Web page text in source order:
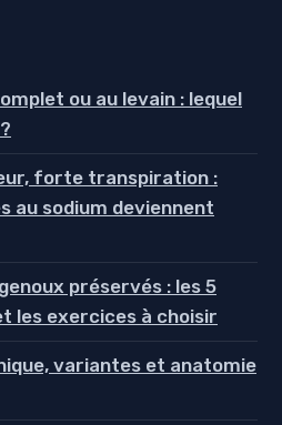
ou au levain : lequel
forte transpiration :
au sodium deviennent
préservés : les 5
les exercices à choisir
variantes et anatomie